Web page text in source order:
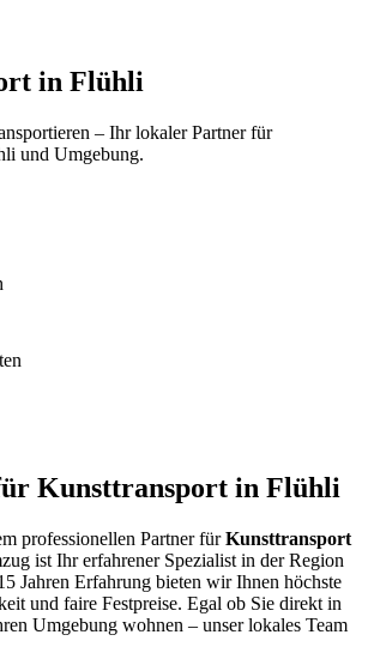
in Flühli
– Ihr lokaler Partner für
und Umgebung.
Kunsttransport in Flühli
professionellen Partner fürKunsttransport
ist Ihr erfahrener Spezialist in der Region
Jahren Erfahrung bieten wir Ihnen höchste
und faire Festpreise. Egal ob Sie direkt in
Umgebung wohnen – unser lokales Team